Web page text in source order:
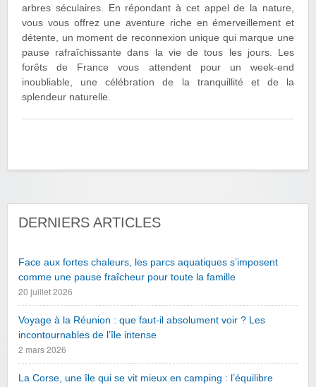
arbres séculaires. En répondant à cet appel de la nature,
vous vous offrez une aventure riche en émerveillement et
détente, un moment de reconnexion unique qui marque une
pause rafraîchissante dans la vie de tous les jours. Les
forêts de France vous attendent pour un week-end
inoubliable, une célébration de la tranquillité et de la
splendeur naturelle.
DERNIERS ARTICLES
Face aux fortes chaleurs, les parcs aquatiques s’imposent
comme une pause fraîcheur pour toute la famille
20 juillet 2026
Voyage à la Réunion : que faut-il absolument voir ? Les
incontournables de l’île intense
2 mars 2026
La Corse, une île qui se vit mieux en camping : l’équilibre